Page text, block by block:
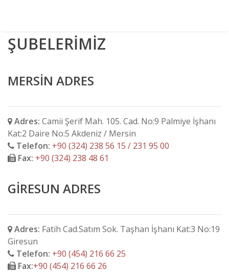
ŞUBELERİMİZ
MERSİN ADRES
Adres: Camii Şerif Mah. 105. Cad. No:9 Palmiye İşhanı
Kat:2 Daire No:5 Akdeniz / Mersin
Telefon: +90 (324) 238 56 15 / 231 95 00
Fax: +90 (324) 238 48 61
GİRESUN ADRES
Adres: Fatih Cad.Satım Sok. Taşhan İşhanı Kat:3 No:19
Giresun
Telefon: +90 (454) 216 66 25
Fax:+90 (454) 216 66 26